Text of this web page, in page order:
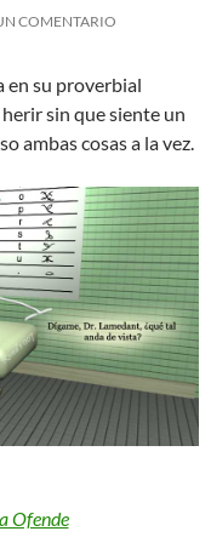
COMENTARIO
en su proverbial
sin que siente un
ambas cosas a la vez.
Ofende